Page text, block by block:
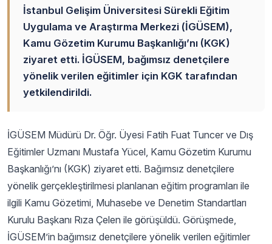
İstanbul Gelişim Üniversitesi Sürekli Eğitim
Uygulama ve Araştırma Merkezi (İGÜSEM),
Kamu Gözetim Kurumu Başkanlığı’nı (KGK)
ziyaret etti. İGÜSEM, bağımsız denetçilere
yönelik verilen eğitimler için KGK tarafından
yetkilendirildi.
İGÜSEM Müdürü Dr. Öğr. Üyesi Fatih Fuat Tuncer ve Dış
Eğitimler Uzmanı Mustafa Yücel, Kamu Gözetim Kurumu
Başkanlığı’nı (KGK) ziyaret etti. Bağımsız denetçilere
yönelik gerçekleştirilmesi planlanan eğitim programları ile
ilgili Kamu Gözetimi, Muhasebe ve Denetim Standartları
Kurulu Başkanı Rıza Çelen ile görüşüldü. Görüşmede,
İGÜSEM’in bağımsız denetçilere yönelik verilen eğitimler